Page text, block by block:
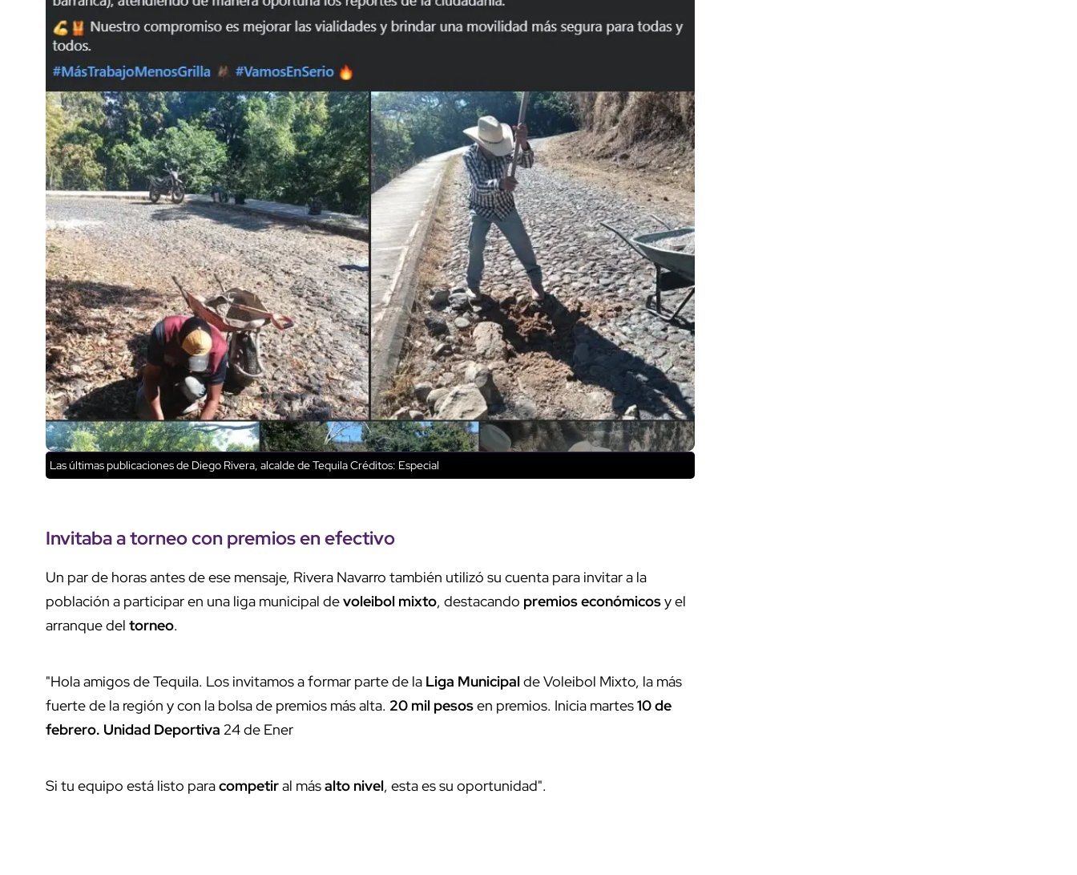
Las últimas publicaciones de Diego Rivera, alcalde de TequilaCréditos: Especial
Invitaba atorneocon premios en efectivo
Un par de horas antes de ese mensaje, Rivera Navarro también utilizó su cuenta para invitar a la
población a participar en una liga municipal devoleibol mixto, destacando premios económicosy el
arranque del torneo.
"Hola amigos de Tequila. Los invitamos a formar parte de la Liga Municipalde Voleibol Mixto, la más
fuerte de la región y con la bolsa de premios más alta. 20 mil pesosen premios. Inicia martes10 de
febrero. Unidad Deportiva 24 de Ener
Si tu equipo está listo paracompetiral másalto nivel, esta es su oportunidad".